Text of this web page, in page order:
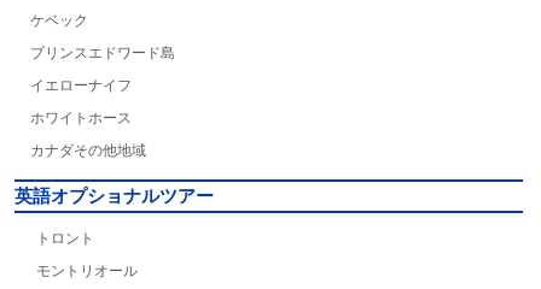
ケベック
プリンスエドワード島
イエローナイフ
ホワイトホース
カナダその他地域
英語オプショナルツアー
トロント
モントリオール